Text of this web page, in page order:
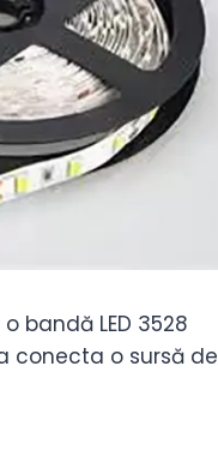
bandă LED 3528
conecta o sursă de